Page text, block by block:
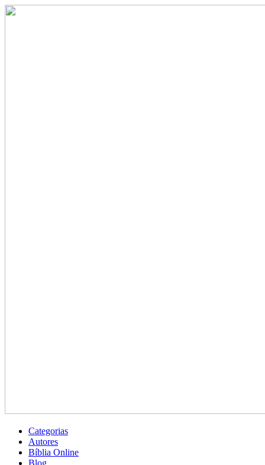
Categorias
Autores
Bíblia Online
Blog